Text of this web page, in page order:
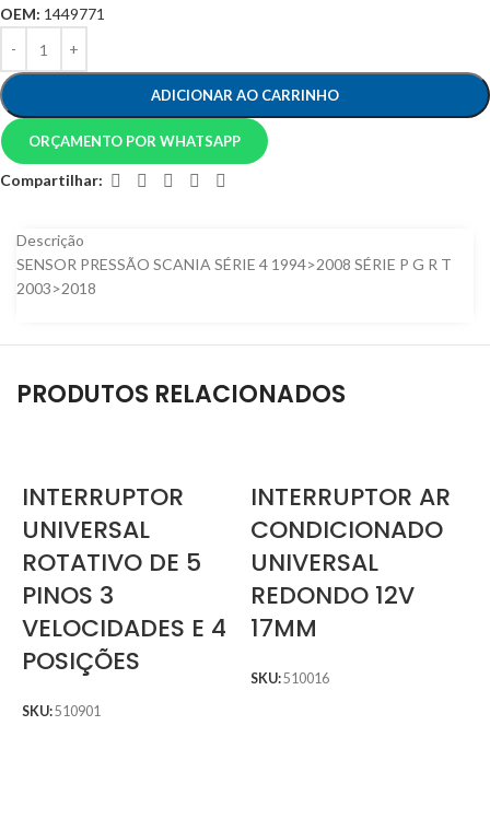
OEM: 1449771
ADICIONAR AO CARRINHO
ORÇAMENTO POR WHATSAPP
Compartilhar:
Descrição
SENSOR PRESSÃO SCANIA SÉRIE 4 1994>2008 SÉRIE P G R T
2003>2018
PRODUTOS RELACIONADOS
INTERRUPTOR
UNIVERSAL
ROTATIVO DE 5
PINOS 3
VELOCIDADES E 4
POSIÇÕES
SKU:510901
INTERRUPTOR AR
CONDICIONADO
UNIVERSAL
REDONDO 12V
17MM
SKU:510016